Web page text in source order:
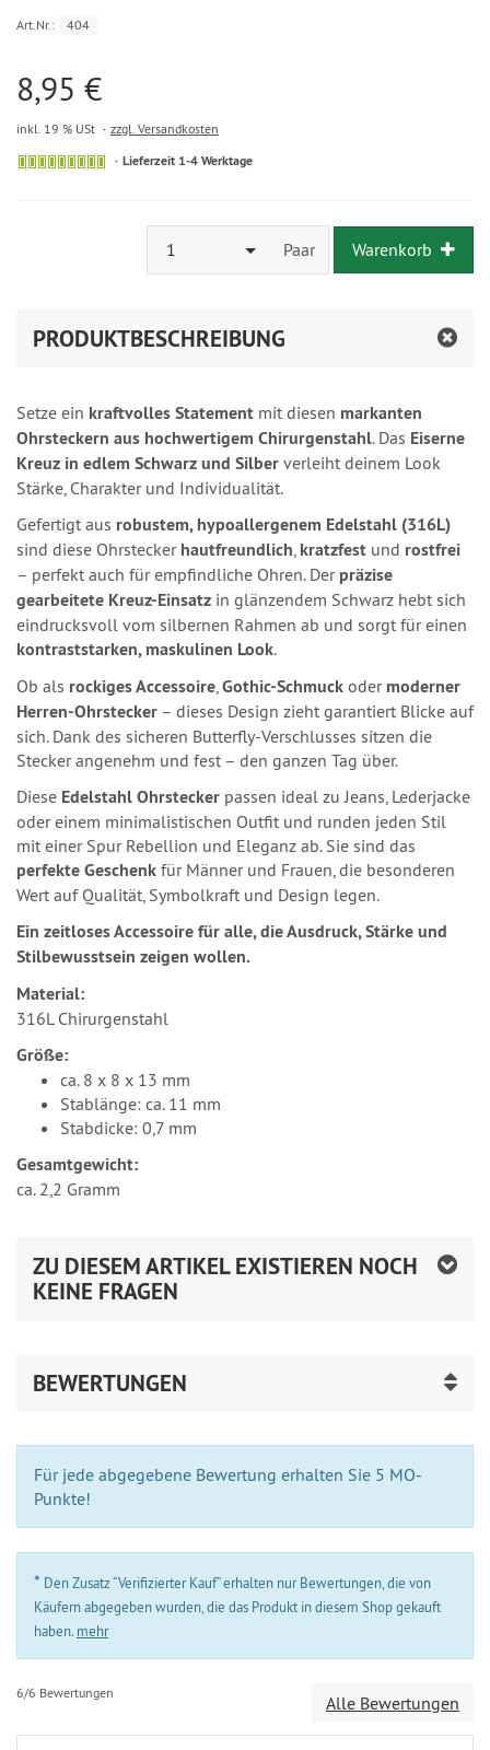
Art.Nr.: 404
8,95 €
inkl. 19 % USt zzgl. Versandkosten
Lieferzeit 1-4 Werktage
1 Paar Warenkorb
PRODUKTBESCHREIBUNG
Setze ein kraftvolles Statement mit diesen markanten
Ohrsteckern aus hochwertigem Chirurgenstahl. Das Eiserne
Kreuz in edlem Schwarz und Silber verleiht deinem Look
Stärke, Charakter und Individualität.
Gefertigt aus robustem, hypoallergenem Edelstahl (316L)
sind diese Ohrstecker hautfreundlich, kratzfest und rostfrei
– perfekt auch für empfindliche Ohren. Der präzise
gearbeitete Kreuz-Einsatz in glänzendem Schwarz hebt sich
eindrucksvoll vom silbernen Rahmen ab und sorgt für einen
kontraststarken, maskulinen Look.
Ob als rockiges Accessoire,Gothic-Schmuck oder moderner
Herren-Ohrstecker – dieses Design zieht garantiert Blicke auf
sich. Dank des sicheren Butterfly-Verschlusses sitzen die
Stecker angenehm und fest – den ganzen Tag über.
Diese Edelstahl Ohrstecker passen ideal zu Jeans, Lederjacke
oder einem minimalistischen Outfit und runden jeden Stil
mit einer Spur Rebellion und Eleganz ab. Sie sind das
perfekte Geschenk für Männer und Frauen, die besonderen
Wert auf Qualität, Symbolkraft und Design legen.
Ein zeitloses Accessoire für alle, die Ausdruck, Stärke und
Stilbewusstsein zeigen wollen.
Material:
316L Chirurgenstahl
Größe:
ca. 8 x 8 x 13 mm
Stablänge: ca. 11 mm
Stabdicke: 0,7 mm
Gesamtgewicht:
ca. 2,2 Gramm
ZU DIESEM ARTIKEL EXISTIEREN NOCH
KEINE FRAGEN
BEWERTUNGEN
Für jede abgegebene Bewertung erhalten Sie 5 MO-
Punkte!
* Den Zusatz “Verifizierter Kauf” erhalten nur Bewertungen, die von
Käufern abgegeben wurden, die das Produkt in diesem Shop gekauft
haben. mehr
6/6 Bewertungen Alle Bewertungen